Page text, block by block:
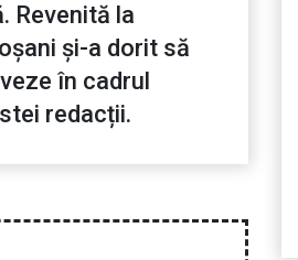
Revenită la
și-a dorit să
în cadrul
redacții.